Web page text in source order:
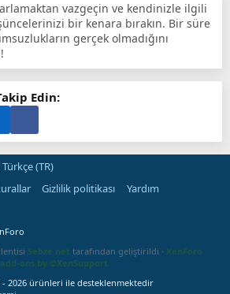
vazgeçin ve kendinizle ilgili
bir kenara bırakın. Bir süre
gerçek olmadığını
Edin:
Türkçe (TR)
Gizlilik politikası
Yardım
Sebze.net tarafından geliştirildi · XenForo
add-ons by ©XenSupport
- 2026 ürünleri ile desteklenmektedir